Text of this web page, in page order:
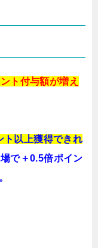
ト付与額が増え
ト以上獲得できれ
で＋0.5倍ポイン